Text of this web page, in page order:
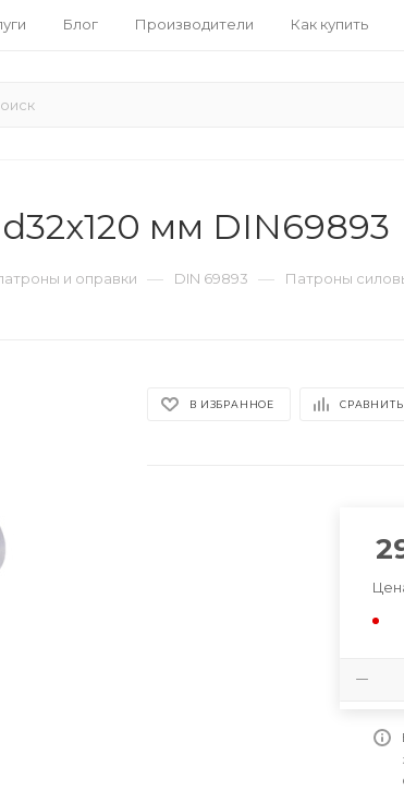
Блог Производители Как купить
мм DIN69893
и оправки — DIN 69893 — Патроны
В ИЗБРАННОЕ СРАВНИТЬ